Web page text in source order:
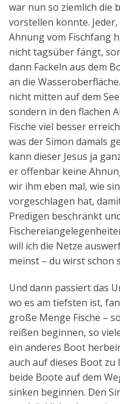
war nun so ziemlich die
vorstellen konnte.
Ahnung vom Fischfang
nicht tagsüber fängt,
dann Fackeln aus dem
an die
nicht mitten auf dem
sondern in den flachen
Fische viel besser
was der Simon damals
kann dieser Jesus ja
er offenbar keine
wir ihm eben mal, wie
vorgeschlagen hat,
Predigen beschränkt
will ich die Netze
meinst – du wirst schon
Und dann passiert das
wo es am tiefsten ist,
große Menge Fische –
reißen beginnen, so
ein anderes Boot
auch auf dieses Boot zu
beide Boote auf dem
sinken beginnen. Den